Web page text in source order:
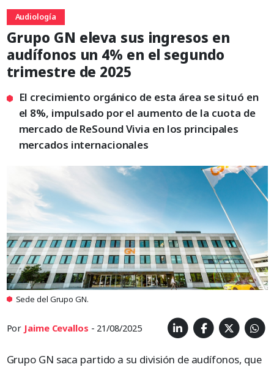
Audiología
Grupo GN eleva sus ingresos en
audífonos un 4% en el segundo
trimestre de 2025
El crecimiento orgánico de esta área se situó en
el 8%, impulsado por el aumento de la cuota de
mercado de ReSound Vivia en los principales
mercados internacionales
Sede del Grupo GN.
Por Jaime Cevallos - 21/08/2025
Grupo GN saca partido a su división de audífonos, que